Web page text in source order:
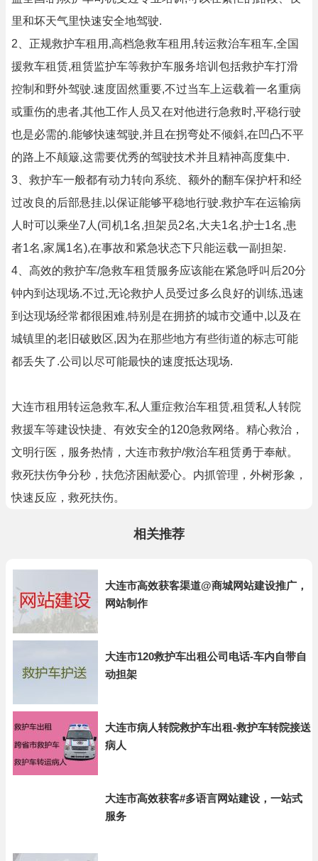
里和坏天气里快速安全地驾驶.
2、正规救护车租用,高档急救车租用,转运救治车租车,全国
援救车租赁,租赁监护车等救护车服务培训包括救护车打滑
控制和野外驾驶.速度固然重要,不过当车上运载着一名重病
或重伤的患者,其他工作人员又在对他进行急救时,平稳行驶
也是必需的.能够快速驾驶,并且在拐弯处不倾斜,在凹凸不平
的路上不颠簸,这需要优秀的驾驶技术并且精神高度集中.
3、救护车一般都有动力转向系统、额外的翻车保护杆和经
过改良的后部悬挂,以保证能够平稳地行驶.救护车在运输病
人时可以乘坐7人(司机1名,担架员2名,大夫1名,护士1名,患
者1名,家属1名),在事故和紧急状态下只能运载一副担架.
4、高效的救护车/急救车租赁服务应该能在紧急呼叫后20分
钟内到达现场.不过,无论救护人员受过多么良好的训练,迅速
到达现场经常都很困难,特别是在拥挤的城市交通中,以及在
城镇里的老旧破败区,因为在那些地方有些街道的标志可能
都丢失了.公司以尽可能最快的速度抵达现场.
大连市租用转运急救车,私人重症救治车租赁,租赁私人转院
救援车等建设快捷、有效安全的120急救网络。精心救治，
文明行医，服务热情，大连市救护/救治车租赁勇于奉献。
救死扶伤争分秒，扶危济困献爱心。内抓管理，外树形象，
快速反应，救死扶伤。
相关推荐
大连市高效获客渠道@商城网站建设推广，
网站制作
大连市120救护车出租公司电话-车内自带自
动担架
大连市病人转院救护车出租-救护车转院接送
病人
大连市高效获客#多语言网站建设，一站式
服务